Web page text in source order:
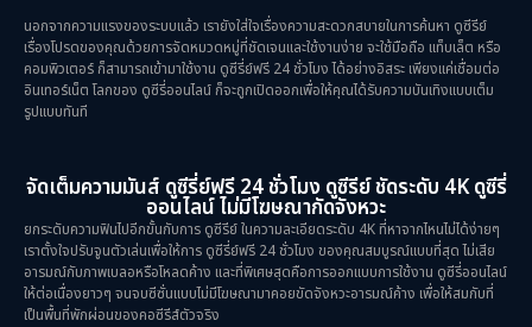
นอกจากความแรงของระบบแล้ว เรายังใส่ใจเรื่องความสะดวกสบายในการค้นหา ดูซีรีย์
เรื่องโปรดของคุณด้วยการจัดหมวดหมู่ที่ชัดเจนและใช้งานง่าย จะใช้มือถือ แท็บเล็ต หรือ
คอมพิวเตอร์ ก็สามารถเข้ามาใช้งาน ดูซีรี่ย์ฟรี 24 ชั่วโมง ได้อย่างอิสระ เพียงแค่เชื่อมต่อ
อินเทอร์เน็ต โลกของ ดูซีรี่ออนไลน์ ก็จะถูกเปิดออกเพื่อให้คุณได้รับความบันเทิงแบบเต็ม
รูปแบบทันที
จัดเต็มความมันส์ ดูซีรี่ย์ฟรี 24 ชั่วโมง ดูซีรีย์ ชัดระดับ 4K ดูซีรี่
ออนไลน์ ไม่มีโฆษณากัดจังหวะ
ยกระดับความฟินไปอีกขั้นกับการ ดูซีรีย์ ในความละเอียดระดับ 4K ที่หาจากไหนไม่ได้ง่ายๆ
เราตั้งใจปรับจูนตัวเล่นเพื่อให้การ ดูซีรี่ย์ฟรี 24 ชั่วโมง ของคุณสมบูรณ์แบบที่สุด ไม่เสีย
อารมณ์กับภาพเบลอหรือโหลดค้าง และที่พิเศษสุดคือการออกแบบการใช้งาน ดูซีรี่ออนไลน์
ให้ต่อเนื่องยาวๆ จนจบซีซั่นแบบไม่มีโฆษณามาคอยขัดจังหวะอารมณ์ค้าง เพื่อให้สมกับที่
เป็นพื้นที่พักผ่อนของคอซีรีส์ตัวจริง